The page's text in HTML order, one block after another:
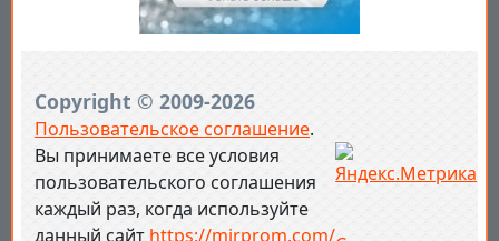
Copyright © 2009-2026
Пользовательское соглашение.
Вы принимаете все условия
пользовательского соглашения
каждый раз, когда используйте
данный сайт https://mirprom.com/